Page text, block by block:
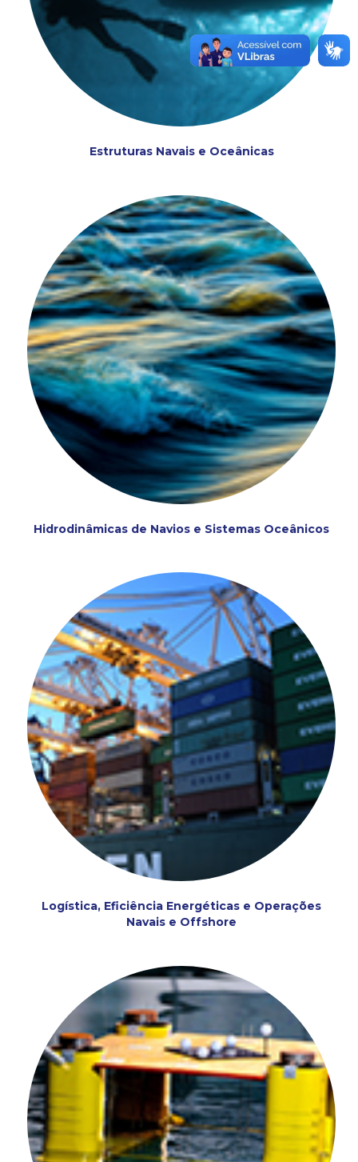
Estruturas Navais e Oceânicas
Hidrodinâmicas de Navios e Sistemas Oceânicos
Logística, Eficiência Energéticas e Operações
Navais e Offshore